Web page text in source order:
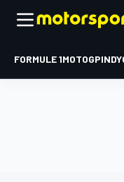
FORMULE 1MOTOGP